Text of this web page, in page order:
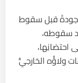
قبل سقوط
سقوطه،
ولاؤُه الخارجيُّ